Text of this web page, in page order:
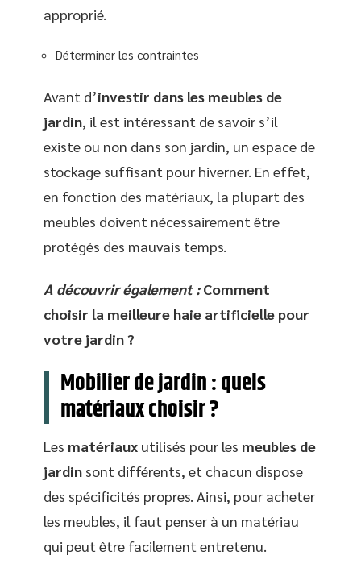
approprié.
Déterminer les contraintes
Avant d’investir dans les meubles de
jardin, il est intéressant de savoir s’il
existe ou non dans son jardin, un espace de
stockage suffisant pour hiverner. En effet,
en fonction des matériaux, la plupart des
meubles doivent nécessairement être
protégés des mauvais temps.
A découvrir également : Comment
choisir la meilleure haie artificielle pour
votre jardin ?
Mobilier de jardin : quels
matériaux choisir ?
Les matériaux utilisés pour les meubles de
jardin sont différents, et chacun dispose
des spécificités propres. Ainsi, pour acheter
les meubles, il faut penser à un matériau
qui peut être facilement entretenu.